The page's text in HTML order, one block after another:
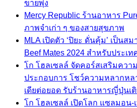
ขายพุ่ง
Mercy Republic ร้านอาหาร
ภาพจำเก่า ๆ ของสายสุขภาพ
MLA เปิดตัว ‘ปิยะ ดั่นคุ้ม’ เป็นส
Beef Mates 2024 สำหรับประเท
โก โฮลเซลล์ จัดคอร์สเสริมคว
ประกอบการ โชว์ความหลากหล
เดียต่อยอด รับร้านอาหารญี่ปุ่นเ
โก โฮลเซลล์ เปิดโลก แซลมอน